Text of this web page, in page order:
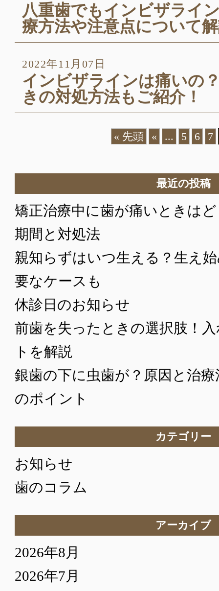
八重歯でもインビザライ
療方法や注意点について
2022年11月07日
インビザラインは痛いの
きの対処方法もご紹介！
« 先頭 « ... 5 6 7
最近の投稿
矯正治療中に歯が痛いときは
期間と対処法
親知らずはいつ生える？生え
要なケースも
休診日のお知らせ
前歯を失ったときの選択肢！
トを解説
銀歯の下に虫歯が？原因と治
のポイント
カテゴリー
お知らせ
歯のコラム
アーカイブ
2026年8月
2026年7月